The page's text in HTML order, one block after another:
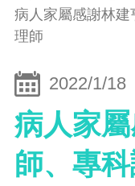
病人家屬感謝林
理師
2022/1/18
病人家
師、專